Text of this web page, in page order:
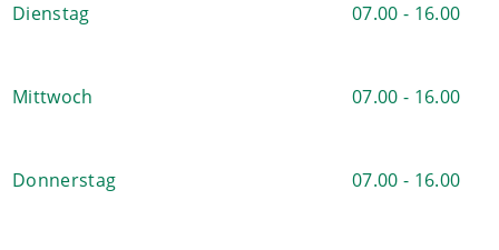
Dienstag 07.00 - 16.00
Mittwoch 07.00 - 16.00
Donnerstag 07.00 - 16.00